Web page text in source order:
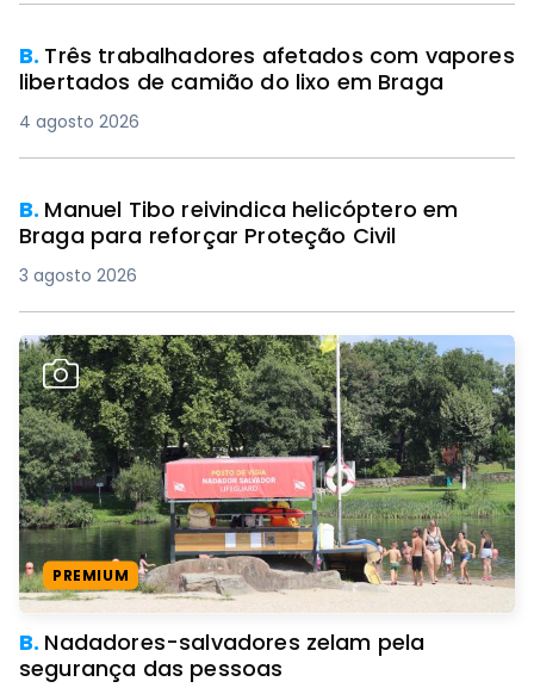
B. Três trabalhadores afetados com vapores
libertados de camião do lixo em Braga
4 agosto 2026
B. Manuel Tibo reivindica helicóptero em
Braga para reforçar Proteção Civil
3 agosto 2026
PREMIUM
B. Nadadores-salvadores zelam pela
segurança das pessoas